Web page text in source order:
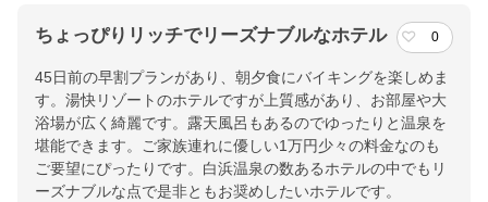
ちょっぴりリッチでリーズナブルなホテル 0
45日前の早割プランがあり、朝夕食にバイキングを楽しめま
す。湯快リゾートのホテルですが上質感があり、お部屋や大
浴場が広く綺麗です。露天風呂もあるのでゆったりと温泉を
堪能できます。ご家族連れに優しい1万円少々の料金なのも
ご要望にぴったりです。白浜温泉の数あるホテルの中でもリ
ーズナブルな点で是非ともお奨めしたいホテルです。